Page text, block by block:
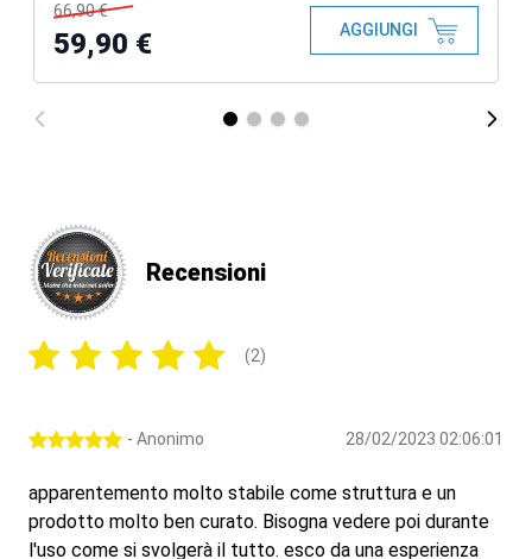
66,90 €
59,90 € AGGIUNGI
Recensioni
(2)
- Anonimo 28/02/2023 02:06:01
apparentemento molto stabile come struttura e un
prodotto molto ben curato. Bisogna vedere poi durante
l'uso come si svolgerà il tutto. esco da una esperienza